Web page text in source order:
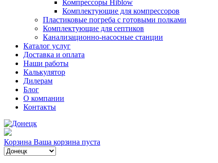
Компрессоры Hiblow
Комплектующие для компрессоров
Пластиковые погреба с готовыми полками
Комплектующие для септиков
Канализационно-насосные станции
Каталог услуг
Доставка и оплата
Наши работы
Калькулятор
Дилерам
Блог
О компании
Контакты
Корзина Ваша корзина пуста